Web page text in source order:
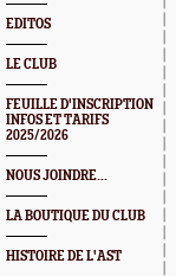
EDITOS
LE CLUB
FEUILLE D'INSCRIPTION
INFOS ET TARIFS
2025/2026
NOUS JOINDRE...
LA BOUTIQUE DU CLUB
HISTOIRE DE L'AST